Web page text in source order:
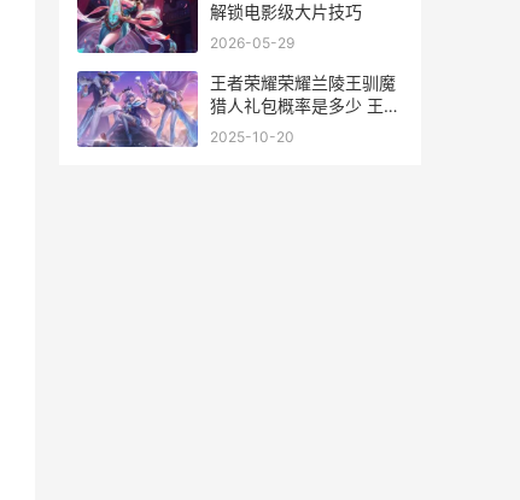
解锁电影级大片技巧
2026-05-29
王者荣耀荣耀兰陵王驯魔
猎人礼包概率是多少 王者
荣耀兰溪
2025-10-20